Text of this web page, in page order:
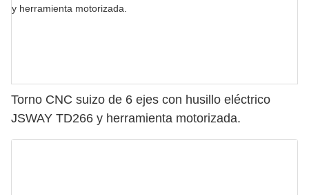
Torno CNC suizo de 6 ejes con husillo eléctrico
JSWAY TD266 y herramienta motorizada.